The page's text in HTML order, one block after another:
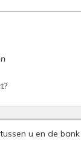
u en de